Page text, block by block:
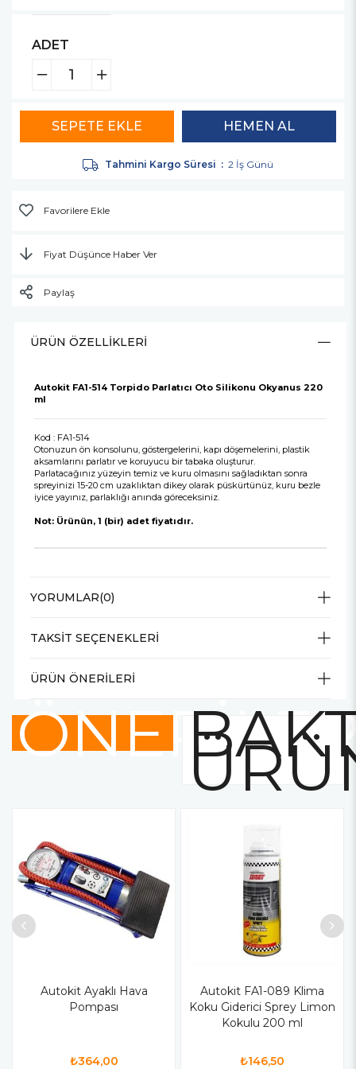
ADET
Tahmini Kargo Süresi : 2 İş Günü
Favorilere Ekle
Fiyat Düşünce Haber Ver
Paylaş
ÜRÜN ÖZELLIKLERI
Autokit FA1-514 Torpido Parlatıcı Oto Silikonu Okyanus 220
ml
Kod : FA1-514
Otonuzun ön konsolunu, göstergelerini, kapı döşemelerini, plastik
aksamlarını parlatır ve koruyucu bir tabaka oluşturur.
Parlatacağınız yüzeyin temiz ve kuru olmasını sağladıktan sonra
spreyinizi 15-20 cm uzaklıktan dikey olarak püskürtünüz, kuru bezle
iyice yayınız, parlaklığı anında göreceksiniz.
Not: Ürünün, 1 (bir) adet fiyatıdır.
YORUMLAR(0)
TAKSIT SEÇENEKLERI
ÜRÜN ÖNERILERI
Autokit Ayaklı Hava
Pompası
₺364,00
Autokit FA1-089 Klima
Koku Giderici Sprey Limon
Kokulu 200 ml
₺146,50